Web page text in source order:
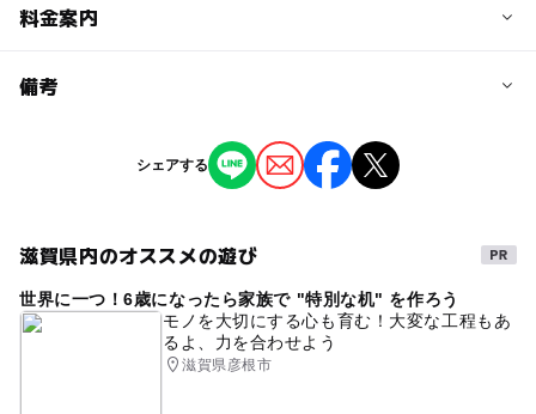
予約/応募
料金案内
料金について
備考
※掲載の情報は天候や主催者側の都合などにより変更にな
ることがあります。
シェアする
滋賀県内のオススメの遊び
世界に一つ！6歳になったら家族で "特別な机" を作ろう
モノを大切にする心も育む！大変な工程もあ
るよ、力を合わせよう
滋賀県彦根市